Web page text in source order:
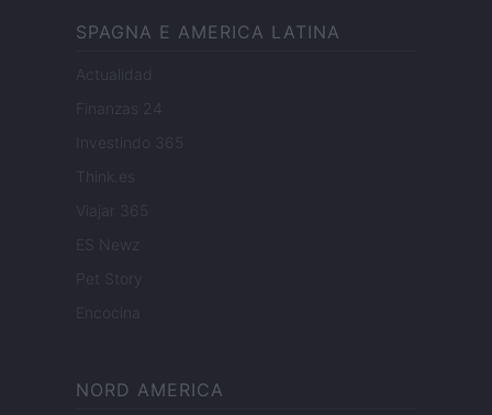
SPAGNA E AMERICA LATINA
Actualidad
Finanzas 24
Investindo 365
Think.es
Viajar 365
ES Newz
Pet Story
Encocina
NORD AMERICA